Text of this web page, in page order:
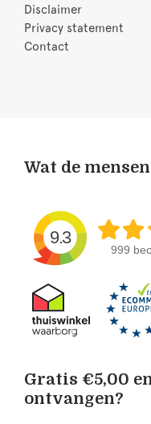
Disclaimer
Privacy statement
Contact
Wat de
9.3
999
Gratis €5,00
ontvangen?